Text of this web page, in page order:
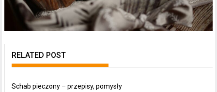
RELATED POST
Schab pieczony – przepisy, pomysły